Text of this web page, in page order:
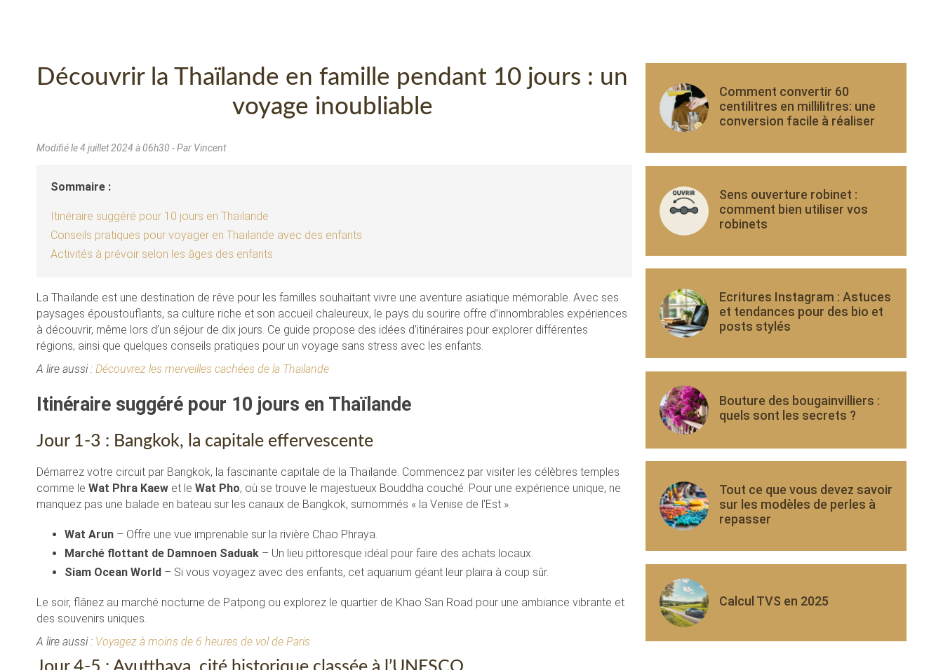
Découvrir la Thaïlande en famille pendant 10 jours : un
voyage inoubliable
Modifié le4 juillet 2024 à 06h30 - Par Vincent
Sommaire :
Itinéraire suggéré pour 10 jours en Thaïlande
Conseils pratiques pour voyager en Thaïlande avec des enfants
Activités à prévoir selon les âges des enfants
La Thaïlande est une destination de rêve pour les familles souhaitant vivre une aventure asiatique mémorable. Avec ses
paysages époustouflants, sa culture riche et son accueil chaleureux, le pays du sourire offre d’innombrables expériences
à découvrir, même lors d’un séjour de dix jours. Ce guide propose des idées d’itinéraires pour explorer différentes
régions, ainsi que quelques conseils pratiques pour un voyage sans stress avec les enfants.
A lire aussi : Découvrez les merveilles cachées de la Thaïlande
Itinéraire suggéré pour 10 jours en Thaïlande
Jour 1-3 : Bangkok, la capitale effervescente
Démarrez votre circuit par Bangkok, la fascinante capitale de la Thaïlande. Commencez par visiter les célèbres temples
comme le Wat Phra Kaew et le Wat Pho, où se trouve le majestueux Bouddha couché. Pour une expérience unique, ne
manquez pas une balade en bateau sur les canaux de Bangkok, surnommés « la Venise de l’Est ».
Wat Arun – Offre une vue imprenable sur la rivière Chao Phraya.
Marché flottant de Damnoen Saduak – Un lieu pittoresque idéal pour faire des achats locaux.
Siam Ocean World – Si vous voyagez avec des enfants, cet aquarium géant leur plaira à coup sûr.
Le soir, flânez au marché nocturne de Patpong ou explorez le quartier de Khao San Road pour une ambiance vibrante et
des souvenirs uniques.
A lire aussi : Voyagez à moins de 6 heures de vol de Paris
Comment convertir 60
centilitres en millilitres: une
conversion facile à réaliser
Sens ouverture robinet :
comment bien utiliser vos
robinets
Ecritures Instagram : Astuces
et tendances pour des bio et
posts stylés
Bouture des bougainvilliers :
quels sont les secrets ?
Tout ce que vous devez savoir
sur les modèles de perles à
repasser
Calcul TVS en 2025